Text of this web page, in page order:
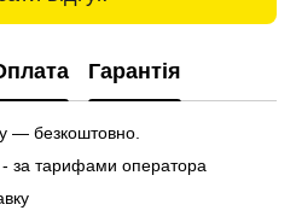
Гарантія
— безкоштовно.
за тарифами оператора